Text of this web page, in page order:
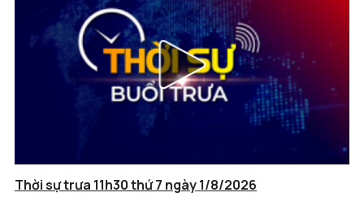
Thời sự trưa 11h30 thứ 7 ngày 1/8/2026